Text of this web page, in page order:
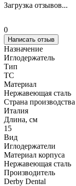
Загрузка отзывов...
0
Написать отзыв
Назначение
Иглодержатель
Тип
ТС
Материал
Нержавеющая сталь
Страна производства
Италия
Длина, см
15
Вид
Иглодержатели
Материал корпуса
Нержавеющая сталь
Производитель
Derby Dental